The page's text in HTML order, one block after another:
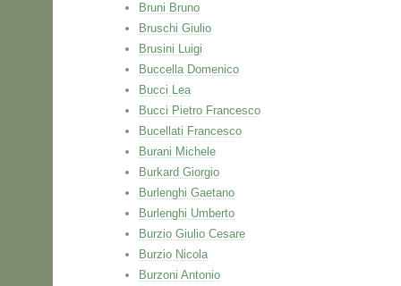
Bruni Bruno
Bruschi Giulio
Brusini Luigi
Buccella Domenico
Bucci Lea
Bucci Pietro Francesco
Bucellati Francesco
Burani Michele
Burkard Giorgio
Burlenghi Gaetano
Burlenghi Umberto
Burzio Giulio Cesare
Burzio Nicola
Burzoni Antonio